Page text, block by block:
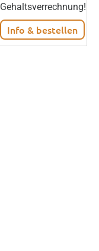
Gehaltsverrechnung!
Info & bestellen